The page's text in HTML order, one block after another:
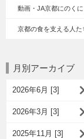
動画・JA京都にのくに
京都の食を支える人た
月別アーカイブ
2026年6月 [3]
2026年3月 [3]
2025年11月 [3]